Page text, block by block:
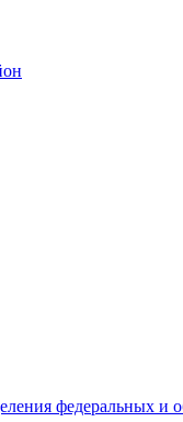
федеральных и